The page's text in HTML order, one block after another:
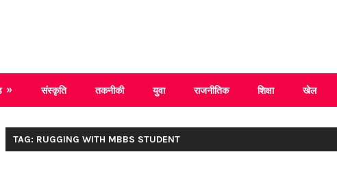
संस्कृति तकनीकी युवा राजनीतिक शिक्षा खेल
TAG: RUGGING WITH MBBS STUDENT